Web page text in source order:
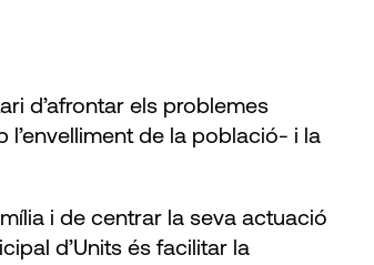
d’afrontar els problemes
de la població- i la
i de centrar la seva actuació
d’Units és facilitar la